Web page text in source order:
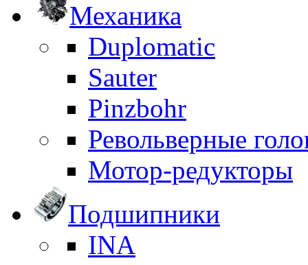
Механика
Duplomatic
Sauter
Pinzbohr
Револьверные
Мотор-редукторы
Подшипники
INA